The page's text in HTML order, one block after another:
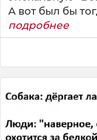
А вот был бы
подробнее